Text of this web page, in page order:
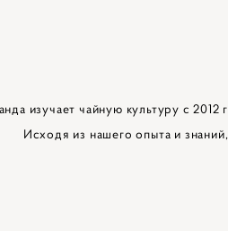
изучает чайную культуру с
Исходя из нашего опыта и